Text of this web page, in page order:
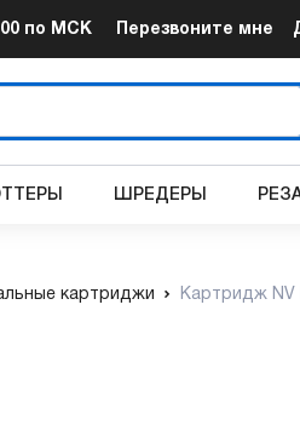
по МСК Перезвоните мне
ШРЕДЕРЫ
картриджи Картридж NV